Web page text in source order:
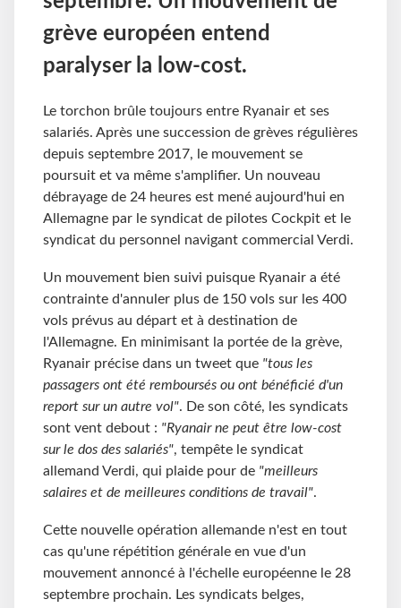
grève européen entend
paralyser la low-cost.
Le torchon brûle toujours entre Ryanair et ses
salariés. Après une succession de grèves régulières
depuis septembre 2017, le mouvement se
poursuit et va même s'amplifier. Un nouveau
débrayage de 24 heures est mené aujourd'hui en
Allemagne par le syndicat de pilotes Cockpit et le
syndicat du personnel navigant commercial Verdi.
Un mouvement bien suivi puisque Ryanair a été
contrainte d'annuler plus de 150 vols sur les 400
vols prévus au départ et à destination de
l'Allemagne. En minimisant la portée de la grève,
Ryanair précise dans un tweet que "tous les
passagers ont été remboursés ou ont bénéficié d'un
report sur un autre vol". De son côté, les syndicats
sont vent debout : "Ryanair ne peut être low-cost
sur le dos des salariés", tempête le syndicat
allemand Verdi, qui plaide pour de "meilleurs
salaires et de meilleures conditions de travail".
Cette nouvelle opération allemande n'est en tout
cas qu'une répétition générale en vue d'un
mouvement annoncé à l'échelle européenne le 28
septembre prochain. Les syndicats belges,